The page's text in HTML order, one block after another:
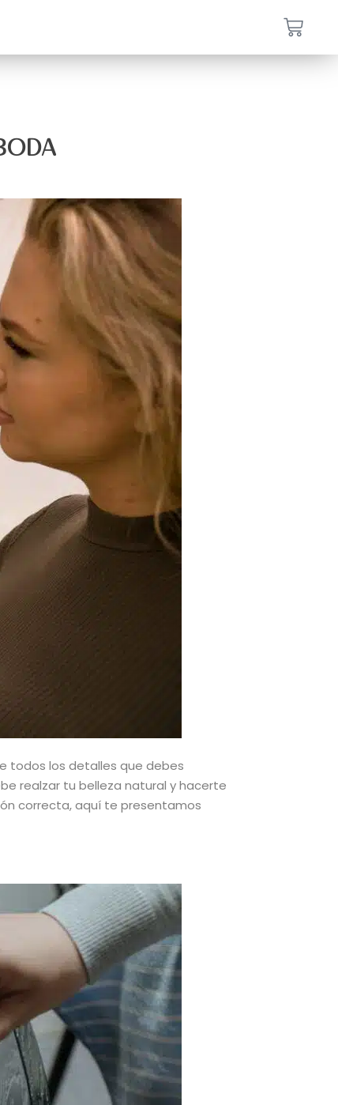
todos los detalles que debes
realzar tu belleza natural y hacerte
correcta, aquí te presentamos